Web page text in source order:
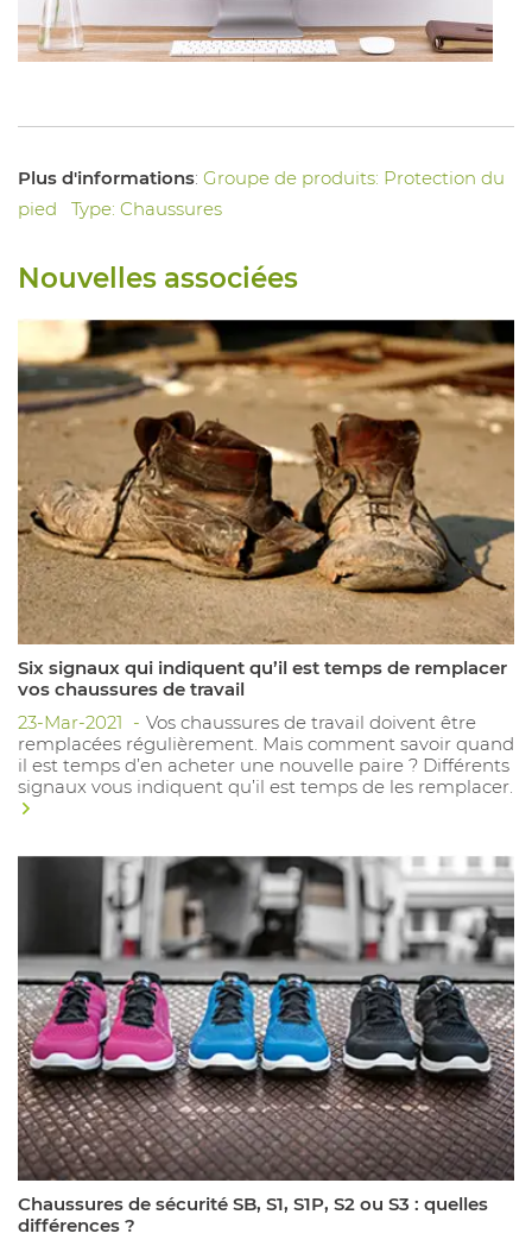
Plus d'informations: Groupe de produits: Protection du
pied
Type: Chaussures
Nouvelles associées
Six signaux qui indiquent qu’il est temps de remplacer
vos chaussures de travail
23-Mar-2021
Vos chaussures de travail doivent être
remplacées régulièrement. Mais comment savoir quand
il est temps d’en acheter une nouvelle paire ? Différents
signaux vous indiquent qu’il est temps de les remplacer.
Chaussures de sécurité SB, S1, S1P, S2 ou S3 : quelles
différences ?